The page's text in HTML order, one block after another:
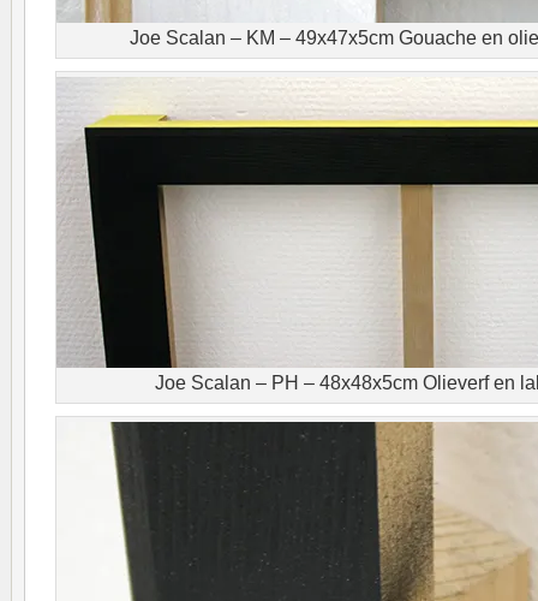
Joe Scalan – KM – 49x47x5cm Gouache en
Joe Scalan – PH – 48x48x5cm Olieverf en